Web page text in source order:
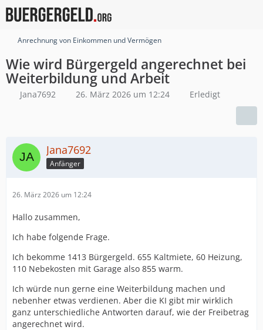
Anrechnung von Einkommen und Vermögen
Wie wird Bürgergeld angerechnet bei
Weiterbildung und Arbeit
Jana7692 26. März 2026 um 12:24 Erledigt
Jana7692
Anfänger
26. März 2026 um 12:24
Hallo zusammen,
Ich habe folgende Frage.
Ich bekomme 1413 Bürgergeld. 655 Kaltmiete, 60 Heizung,
110 Nebekosten mit Garage also 855 warm.
Ich würde nun gerne eine Weiterbildung machen und
nebenher etwas verdienen. Aber die KI gibt mir wirklich
ganz unterschiedliche Antworten darauf, wie der Freibetrag
angerechnet wird.